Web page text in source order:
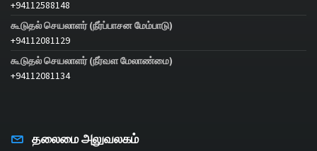
+94112588148
கூடுதல் செயலாளர் (நீர்ப்பாசன மேம்பாடு)
+94112081129
கூடுதல் செயலாளர் (நீர்வள மேலாண்மை)
+94112081134
தலைமை அலுவலகம்